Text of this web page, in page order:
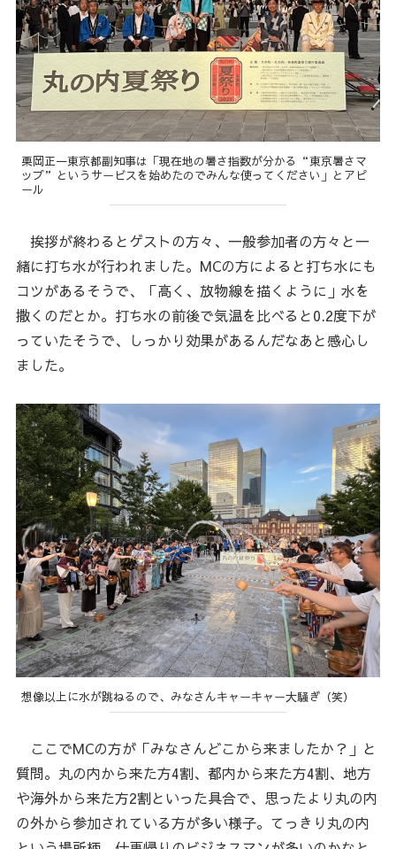
栗岡正一東京都副知事は「現在地の暑さ指数が分かる“東京暑さマ
ップ”というサービスを始めたのでみんな使ってください」とアピ
ール
挨拶が終わるとゲストの方々、一般参加者の方々と一
緒に打ち水が行われました。MCの方によると打ち水にも
コツがあるそうで、「高く、放物線を描くように」水を
撒くのだとか。打ち水の前後で気温を比べると0.2度下が
っていたそうで、しっかり効果があるんだなあと感心し
ました。
想像以上に水が跳ねるので、みなさんキャーキャー大騒ぎ（笑）
ここでMCの方が「みなさんどこから来ましたか？」と
質問。丸の内から来た方4割、都内から来た方4割、地方
や海外から来た方2割といった具合で、思ったより丸の内
の外から参加されている方が多い様子。てっきり丸の内